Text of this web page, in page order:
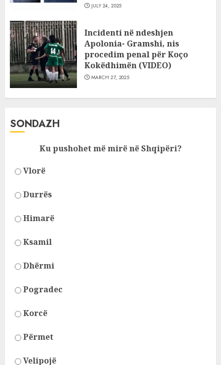
JULY 24, 2025
Incidenti në ndeshjen
Apolonia- Gramshi, nis
procedim penal për Koço
Kokëdhimën (VIDEO)
MARCH 27, 2025
SONDAZH
Ku pushohet më mirë në Shqipëri?
Vlorë
Durrës
Himarë
Ksamil
Dhërmi
Pogradec
Korcë
Përmet
Velipojë